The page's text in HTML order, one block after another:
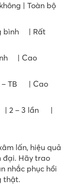
| Toàn bộ
bình | Rất
| Cao
– TB | Cao
2 – 3 lần |
lấn, hiệu quả
đại. Hãy trao
nhắc phục hồi
thật.